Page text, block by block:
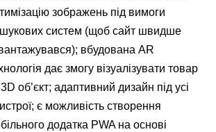
зображень під вимоги
систем (щоб сайт швидше
вбудована AR
дає змогу візуалізувати товар
об’єкт; адаптивний дизайн під усі
є можливість створення
додатка PWA на основі